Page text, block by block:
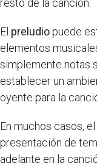
El preludiopuede
elementos
simplemente notas
establecer un
oyente para la
En muchos casos, el
presentación de
adelante en la